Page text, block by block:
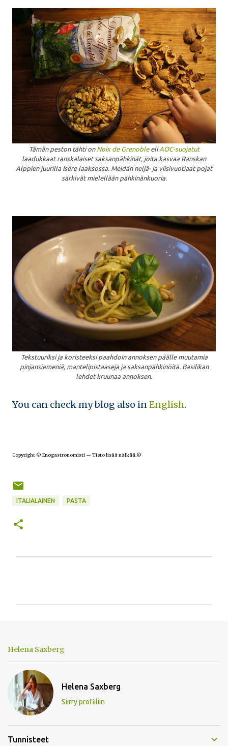
Tämän peston tähti on Noix de GrenobleeliAOC-suojatut
laadukkaat ranskalaisetsaksanpähkinät, joita kasvaa Ranskan
Alppien juurilla Isère laaksossa. Meidän neljä- ja viisivuotiaat pojat
särkivät mielellään pähkinänkuoria.
Tekstuuriksi ja koristeeksipaahdoin annoksen päälle muutamia
pinjansiemeniä, mantelipistaaseja ja saksanpähkinöitä. Basilikan
lehdet kruunaa annoksen.
You can check my blog also inEnglish.
Copyright © Enogastronomisti — Tieto lisää nälkää.©
ITALIALAINEN PASTA
n
i
t
Helena Saxberg
Helena Saxberg
Siirry profiiliin
Tunnisteet